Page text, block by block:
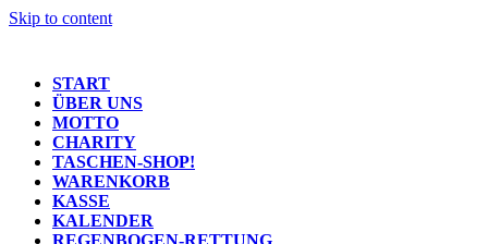
Skip to content
START
ÜBER UNS
MOTTO
CHARITY
TASCHEN-SHOP!
WARENKORB
KASSE
KALENDER
REGENBOGEN-RETTUNG